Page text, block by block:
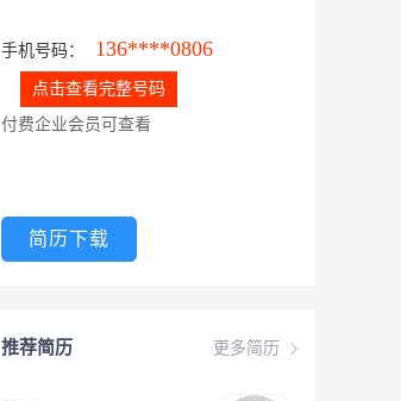
手机号码： 136****0806
点击查看完整号码
付费企业会员可查看
简历下载
更多简历
推荐简历